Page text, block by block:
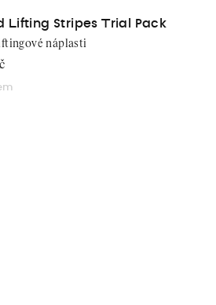
Lifting Stripes Trial Pack
náplasti